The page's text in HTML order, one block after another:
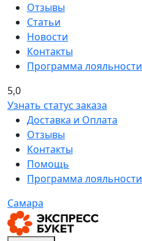
Отзывы
Статьи
Новости
Контакты
Программа лояльности
5,0
Узнать статус заказа
Доставка и Оплата
Отзывы
Контакты
Помощь
Программа лояльности
Самара